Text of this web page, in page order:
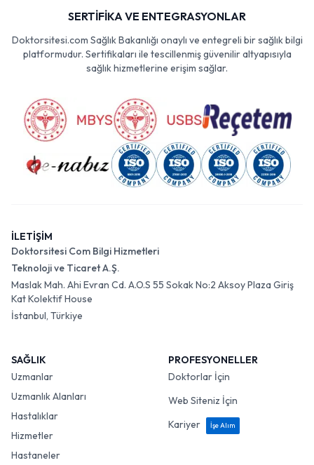
SERTİFİKA VE ENTEGRASYONLAR
Doktorsitesi.com Sağlık Bakanlığı onaylı ve entegreli bir sağlık bilgi
platformudur. Sertifikaları ile tescillenmiş güvenilir altyapısıyla
sağlık hizmetlerine erişim sağlar.
İLETİŞİM
Doktorsitesi Com Bilgi Hizmetleri
Teknoloji ve Ticaret A.Ş.
Maslak Mah. Ahi Evran Cd. A.O.S 55 Sokak No:2 Aksoy Plaza Giriş
Kat Kolektif House
İstanbul, Türkiye
SAĞLIK
Uzmanlar
Uzmanlık Alanları
Hastalıklar
Hizmetler
Hastaneler
PROFESYONELLER
Doktorlar İçin
Web Siteniz İçin
Kariyer
İşe Alım